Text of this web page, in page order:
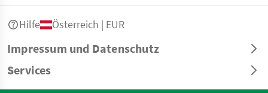
Impressum und Datenschutz
Services
Hilfe Österreich | EUR